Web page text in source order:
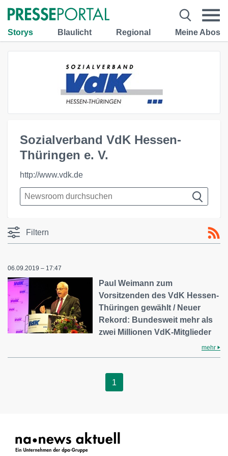
Storys Blaulicht Regional Meine Abos
Sozialverband VdK Hessen-
Thüringen e. V.
http://www.vdk.de
Filtern
06.09.2019 – 17:47
Paul Weimann zum
Vorsitzenden des VdK Hessen-
Thüringen gewählt / Neuer
Rekord: Bundesweit mehr als
zwei Millionen VdK-Mitglieder
mehr
1